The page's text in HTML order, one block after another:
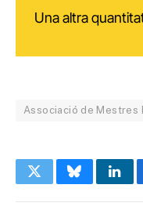
Una altra
Associació de Mestres
TwitterBluesky